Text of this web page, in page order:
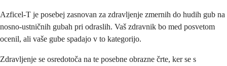
Azficel-T je posebej zasnovan za zdravljenje zmernih do hudih gub na
nosno-ustničnih gubah pri odraslih. Vaš zdravnik bo med posvetom
ocenil, ali vaše gube spadajo v to kategorijo.
Zdravljenje se osredotoča na te posebne obrazne črte, ker se s